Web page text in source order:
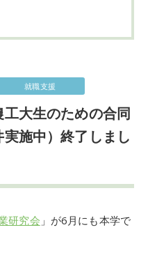
就職支援
工大生のための合同
施中）終了しまし
研究会 」が6月にも本学で